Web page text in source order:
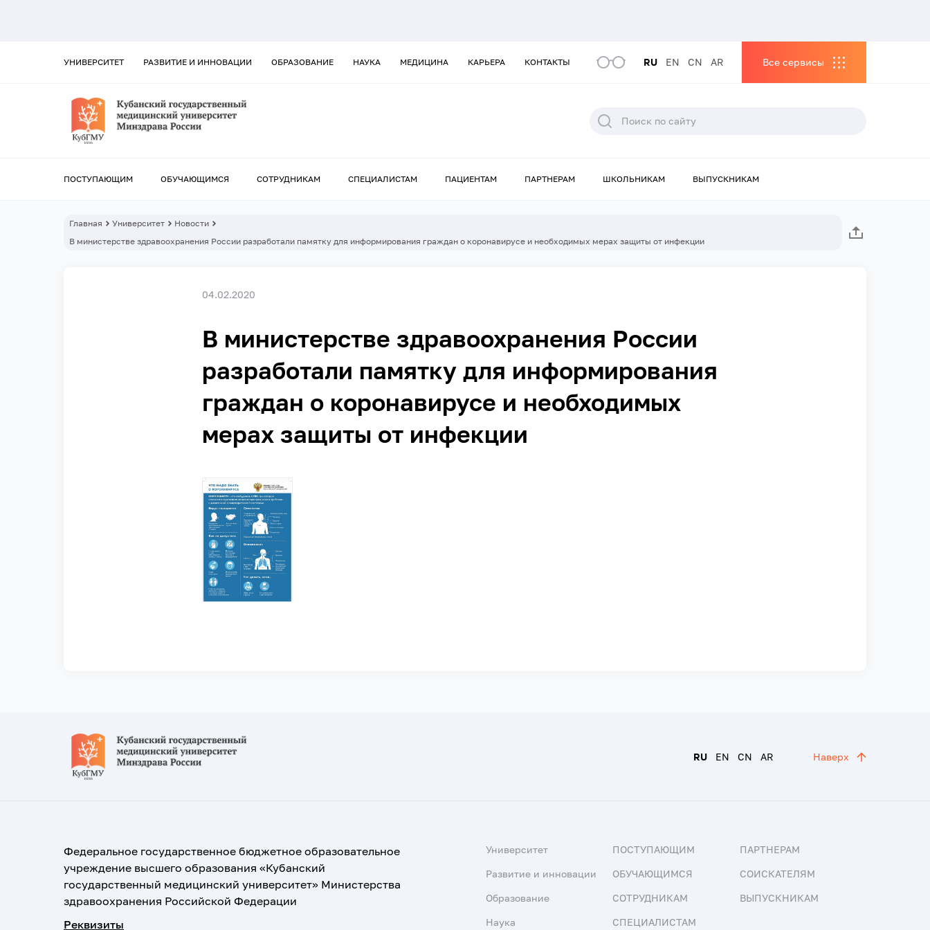
УНИВЕРСИТЕТ РАЗВИТИЕ И ИННОВАЦИИ ОБРАЗОВАНИЕ НАУКА МЕДИЦИНА КАРЬЕРА КОНТАКТЫ RU EN CN AR Все сервисы
ПОСТУПАЮЩИМ ОБУЧАЮЩИМСЯ СОТРУДНИКАМ СПЕЦИАЛИСТАМ ПАЦИЕНТАМ ПАРТНЕРАМ ШКОЛЬНИКАМ ВЫПУСКНИКАМ
Главная Университет
Новости
В министерстве здравоохранения России разработали памятку для информирования граждан о коронавирусе и необходимых мерах защиты от инфекции
04.02.2020
В министерстве здравоохранения России
разработали памятку для информирования
граждан о коронавирусе и необходимых
мерах защиты от инфекции
RU EN CN AR Наверх
Федеральное государственное бюджетное образовательное
учреждение высшего образования «Кубанский
государственный медицинский университет» Министерства
здравоохранения Российской Федерации
Реквизиты
Университет
Развитие и инновации
Образование
Наука
ПОСТУПАЮЩИМ
ОБУЧАЮЩИМСЯ
СОТРУДНИКАМ
СПЕЦИАЛИСТАМ
ПАРТНЕРАМ
СОИСКАТЕЛЯМ
ВЫПУСКНИКАМ